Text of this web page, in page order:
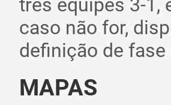
três equipes 3-1,
caso não for,
definição de fase
MAPAS